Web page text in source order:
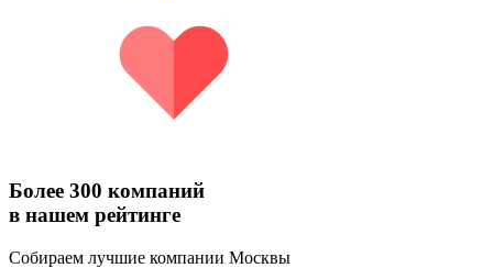
Более 300 компаний
в нашем рейтинге
Собираем лучшие компании Москвы